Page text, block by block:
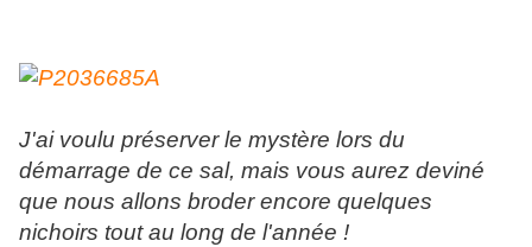
J'ai voulu préserver le mystère lors du
démarrage de ce sal, mais vous aurez deviné
que nous allons broder encore quelques
nichoirs tout au long de l'année !